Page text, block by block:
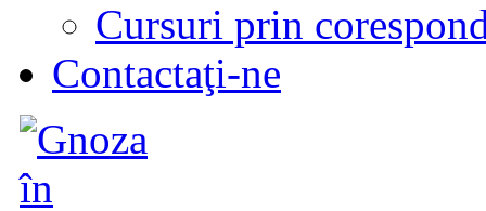
Cursuri prin
Contactaţi-ne